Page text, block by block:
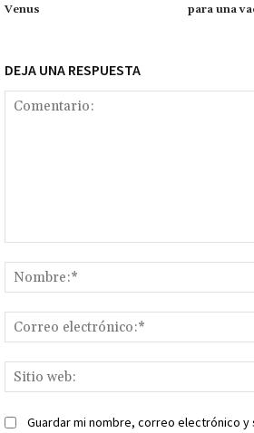
Venus
para una
DEJA UNA RESPUESTA
Guardar mi nombre, correo electrónico